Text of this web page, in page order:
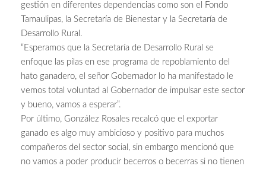
gestión en diferentes dependencias como son el Fondo
Tamaulipas, la Secretaría de Bienestar y la Secretaría de
Desarrollo Rural.
“Esperamos que la Secretaría de Desarrollo Rural se
enfoque las pilas en ese programa de repoblamiento del
hato ganadero, el señor Gobernador lo ha manifestado le
vemos total voluntad al Gobernador de impulsar este sector
y bueno, vamos a esperar”.
Por último, González Rosales recalcó que el exportar
ganado es algo muy ambicioso y positivo para muchos
compañeros del sector social, sin embargo mencionó que
no vamos a poder producir becerros o becerras si no tienen